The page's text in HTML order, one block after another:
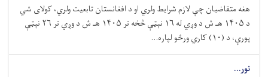
هغه متقاضیان چې لازم شرایط ولري او د افغانستان تابعیت ولري، کولای شي
د ۱۴۰۵ هـ ش د وږي له ۱۶ نېټې څخه تر ۱۴۰۵ هـ ش د وږي تر ۲۶ نېټې
پورې، د (۱۰) کاري ورځو لپاره...
نور...